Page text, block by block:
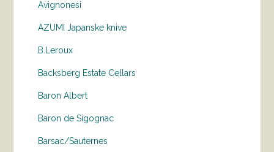
Avignonesi
AZUMI Japanske knive
B.Leroux
Backsberg Estate Cellars
Baron Albert
Baron de Sigognac
Barsac/Sauternes